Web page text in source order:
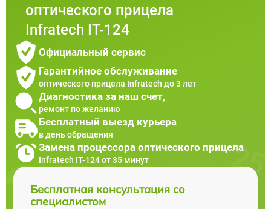
оптического прицела
Infratech IT-124
Официальный сервис
Гарантийное обслуживание
оптического прицела Infratech до 3 лет
Диагностика за наш счет,
ремонт по желанию
Бесплатный выезд курьера
в день обращения
Замена процессора оптического прицела
Infratech IT-124 от 35 минут
Бесплатная консультация со
специалистом